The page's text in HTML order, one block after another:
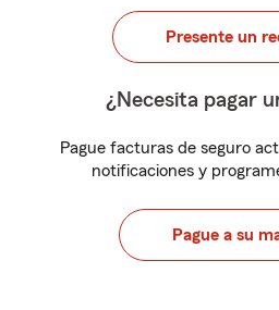
Presente un
¿Necesita pagar
Pague facturas de seguro
notificaciones y
Pague a su